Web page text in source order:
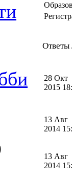
Ответы
28 Окт
2015
13 Авг
2014
13 Авг
2014